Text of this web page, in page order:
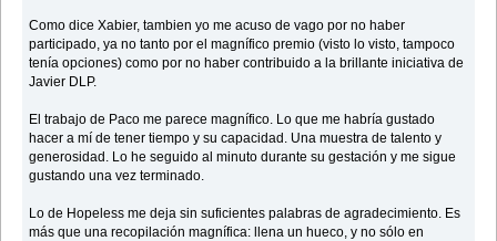
Como dice Xabier, tambien yo me acuso de vago por no haber
participado, ya no tanto por el magnífico premio (visto lo visto, tampoco
tenía opciones) como por no haber contribuido a la brillante iniciativa de
Javier DLP.
El trabajo de Paco me parece magnífico. Lo que me habría gustado
hacer a mí de tener tiempo y su capacidad. Una muestra de talento y
generosidad. Lo he seguido al minuto durante su gestación y me sigue
gustando una vez terminado.
Lo de Hopeless me deja sin suficientes palabras de agradecimiento. Es
más que una recopilación magnífica: llena un hueco, y no sólo en